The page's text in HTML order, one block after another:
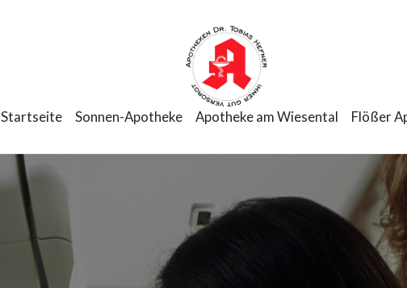
Startseite Sonnen-Apotheke Apotheke am Wiesental Flößer